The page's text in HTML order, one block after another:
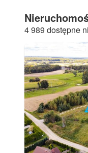
4 989 dostępne